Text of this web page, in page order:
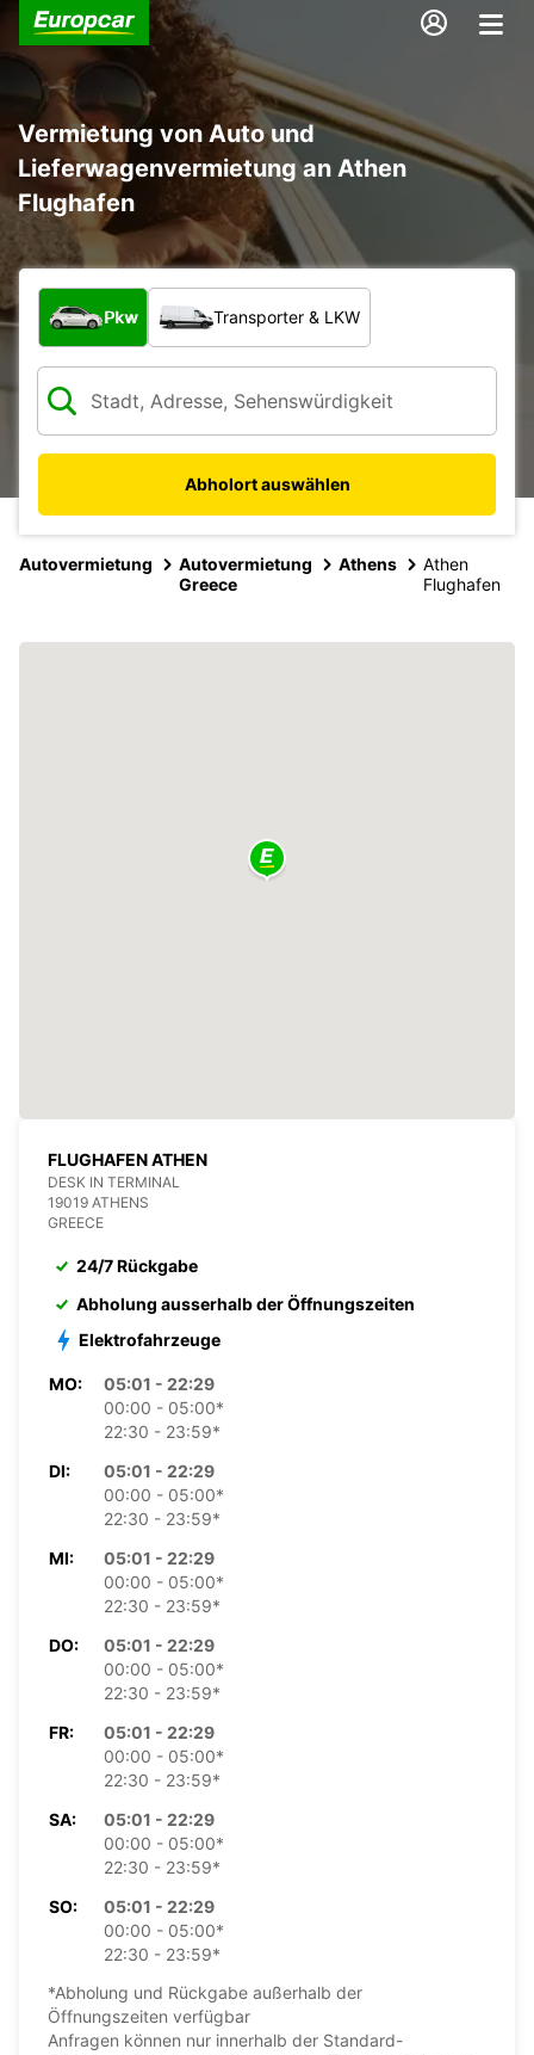
Vermietung von Auto und
Lieferwagenvermietung an Athen
Flughafen
Welche Art von Fahrzeug?
Pkw Transporter & LKW
Abholort auswählen
Autovermietung
Autovermietung
Greece
Athens
Athen
Flughafen
FLUGHAFEN ATHEN
DESK IN TERMINAL
19019 ATHENS
GREECE
24/7 Rückgabe
Abholung ausserhalb der Öffnungszeiten
Elektrofahrzeuge
MO:
05:01 - 22:29
00:00 - 05:00*
22:30 - 23:59*
DI:
05:01 - 22:29
00:00 - 05:00*
22:30 - 23:59*
MI:
05:01 - 22:29
00:00 - 05:00*
22:30 - 23:59*
DO:
05:01 - 22:29
00:00 - 05:00*
22:30 - 23:59*
FR:
05:01 - 22:29
00:00 - 05:00*
22:30 - 23:59*
SA:
05:01 - 22:29
00:00 - 05:00*
22:30 - 23:59*
SO:
05:01 - 22:29
00:00 - 05:00*
22:30 - 23:59*
*Abholung und Rückgabe außerhalb der
Öffnungszeiten verfügbar
Anfragen können nur innerhalb der Standard-